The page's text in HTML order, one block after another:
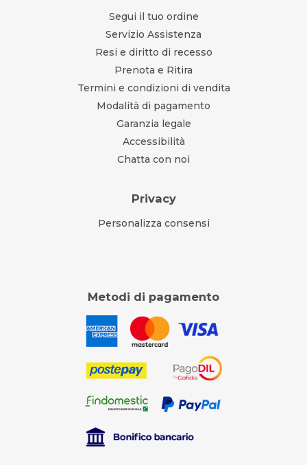
Segui il tuo ordine
Servizio Assistenza
Resi e diritto di recesso
Prenota e Ritira
Termini e condizioni di vendita
Modalità di pagamento
Garanzia legale
Accessibilità
Chatta con noi
Privacy
Personalizza consensi
Metodi di pagamento